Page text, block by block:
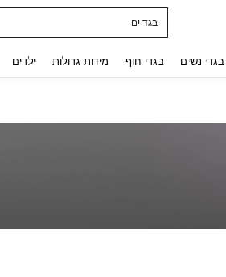
בגד ים
בגדי נשים בגדי חוף מידות גדולות ילדים